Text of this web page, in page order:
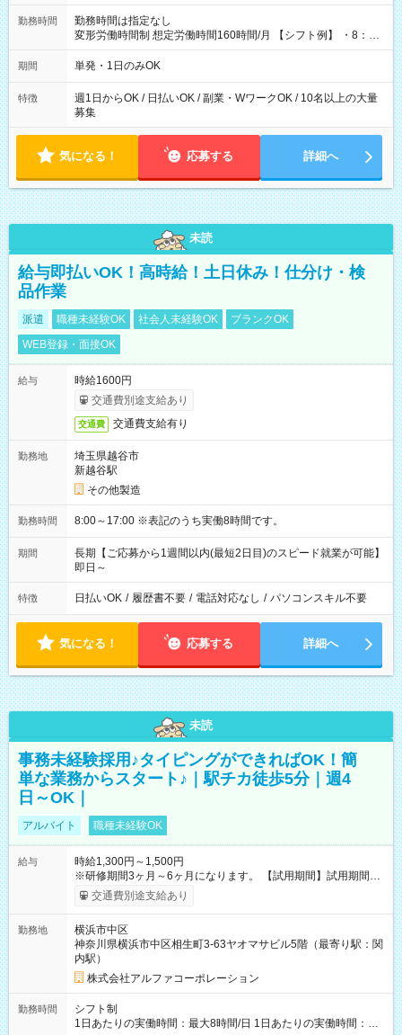
勤務時間
勤務時間は指定なし
変形労働時間制 想定労働時間160時間/月 【シフト例】 ・8：00
～21：00
期間 単発・1日のみOK
特徴
週1日からOK / 日払いOK / 副業・WワークOK / 10名以上の大量
募集
気になる！ 応募する 詳細へ
未読
給与即払いOK！高時給！土日休み！仕分け・検
品作業
派遣 職種未経験OK 社会人未経験OK
ブランクOK
WEB登録・面接OK
給与
時給1600円
交通費別途支給あり
交通費 交通費支給有り
勤務地
埼玉県越谷市
新越谷駅
その他製造
勤務時間 8:00～17:00 ※表記のうち実働8時間です。
期間
長期【ご応募から1週間以内(最短2日目)のスピード就業が可能】
即日～
特徴 日払いOK / 履歴書不要 / 電話対応なし / パソコンスキル不要
気になる！ 応募する 詳細へ
未読
事務未経験採用♪タイピングができればOK！簡
単な業務からスタート♪｜駅チカ徒歩5分｜週4
日～OK｜
アルバイト 職種未経験OK
給与
時給1,300円～1,500円
※研修期間3ヶ月～6ヶ月になります。 【試用期間】試用期間あ
り 試用期間の長さ：1ヶ月 雇用形態、給与は本採用時と同じで
す。
交通費別途支給あり
勤務地
横浜市中区
神奈川県横浜市中区相生町3-63ヤオマサビル5階（最寄り駅：関
内駅）
株式会社アルファコーポレーション
勤務時間
シフト制
1日あたりの実働時間：最大8時間/日 1日あたりの実働時間：